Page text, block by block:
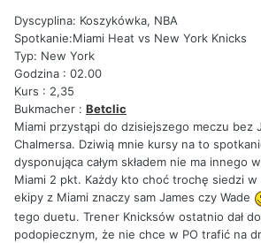
Dyscyplina: Koszykówka, NBA
Spotkanie:Miami Heat vs New York Knicks
Typ: New York
Godzina : 02.00
Kurs : 2,35
Bukmacher : Betclic
Miami przystąpi do dzisiejszego meczu bez
Chalmersa. Dziwią mnie kursy na to
dysponująca całym składem nie ma innego
Miami 2 pkt. Każdy kto choć trochę siedzi
ekipy z Miami znaczy sam James czy Wade
tego duetu. Trener Knicksów ostatnio dał
podopiecznym, że nie chce w PO trafić na